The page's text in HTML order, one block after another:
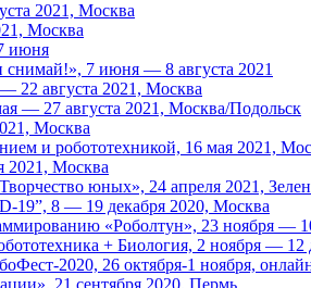
2021, Москва
Москва
июня
снимай!», 7 июня — 8 августа 2021
22 августа 2021, Москва
— 27 августа 2021, Москва/Подольск
Москва
и робототехникой, 16 мая 2021,
2021, Москва
юных», 24 апреля 2021,
19”, 8 — 19 декабря 2020, Москва
«Роболтун», 23 ноября —
+ Биология, 2 ноября — 12
2020, 26 октября-1 ноября,